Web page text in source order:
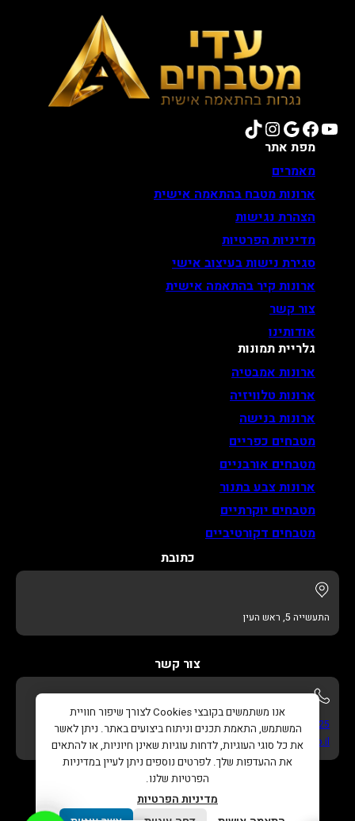
YouTube
Facebook
Google
Instagram
TikTok
מפת אתר
מאמרים
ארונות מטבח בהתאמה אישית
הצהרת נגישות
מדיניות הפרטיות
סגירת נישות בעיצוב אישי
ארונות קיר בהתאמה אישית
צור קשר
אודותינו
גלריית תמונות
ארונות אמבטיה
ארונות טלוויזיה
ארונות בנישה
מטבחים כפריים
מטבחים אורבניים
ארונות צבע בתנור
מטבחים יוקרתיים
מטבחים דקורטיביים
כתובת
התעשייה 5, ראש העין
צור קשר
052-622-3325
info@adikitchens.co.il
אנו משתמשים בקובצי Cookies לצורך שיפור חוויית
המשתמש, התאמת תכנים וניתוח ביצועים באתר. ניתן לאשר
את כל סוגי העוגיות, לדחות עוגיות שאינן חיוניות, או להתאים
את ההעדפות שלך. לפרטים נוספים ניתן לעיין במדיניות
הפרטיות שלנו.
מדיניות הפרטיות